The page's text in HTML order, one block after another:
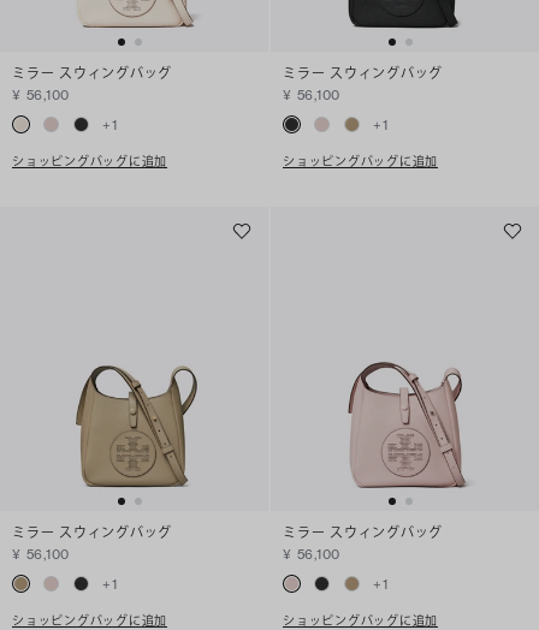
ミラー スウィングバッグ
¥ 56,100
+1
ショッピングバッグに追加
ミラー スウィングバッグ
¥ 56,100
+1
ショッピングバッグに追加
ミラー スウィングバッグ
¥ 56,100
+1
ショッピングバッグに追加
ミラー スウィングバッグ
¥ 56,100
+1
ショッピングバッグに追加